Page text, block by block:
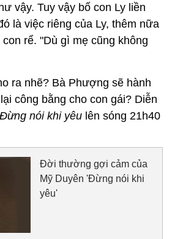
vậy. Tuy vậy bố con Ly liền
là việc riêng của Ly, thêm nữa
rể. "Dù gì mẹ cũng không
ra nhẽ? Bà Phượng sẽ hành
công bằng cho con gái? Diễn
Đừng nói khi yêu lên sóng 21h40
Đời thường gợi cảm của
Mỹ Duyên 'Đừng nói khi
yêu'